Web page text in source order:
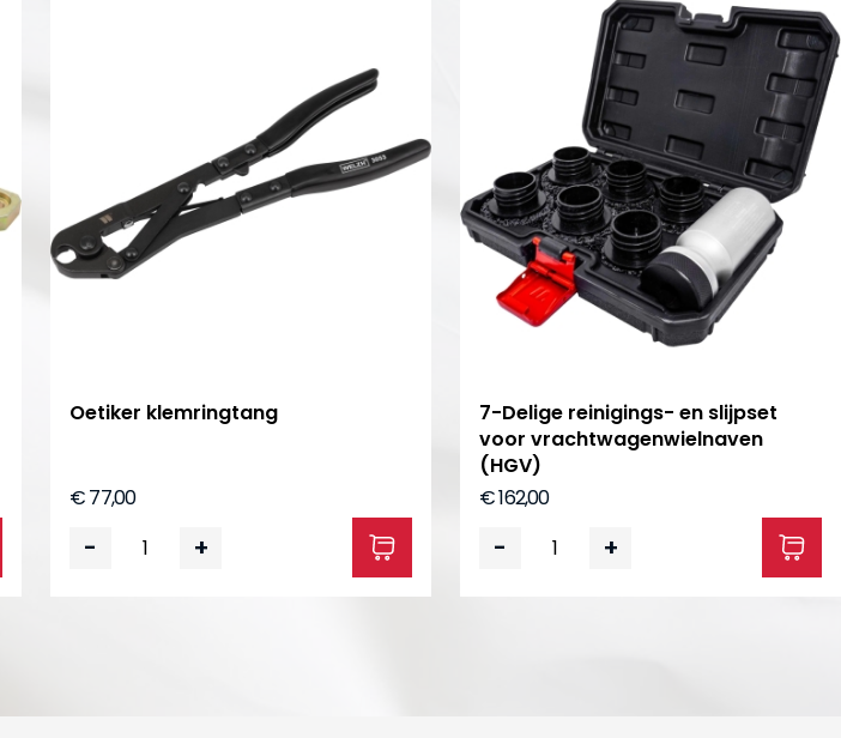
Oetiker klemringtang
€ 77,00
- +
7-Delige reinigings- en slijpset
voor vrachtwagenwielnaven
(HGV)
€ 162,00
- +